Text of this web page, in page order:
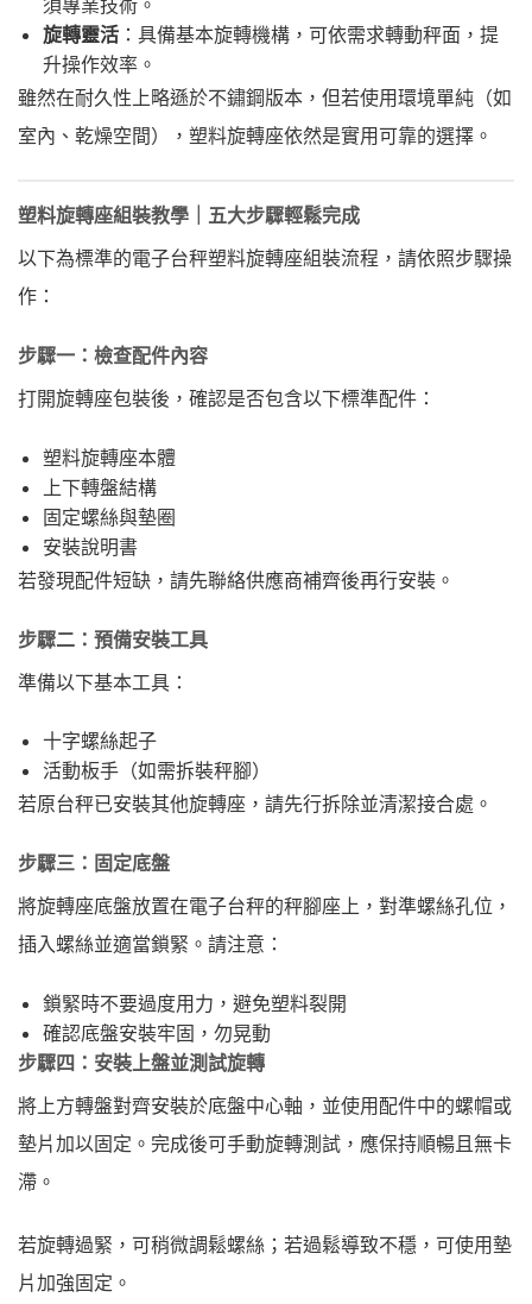
須專業技術。
旋轉靈活：具備基本旋轉機構，可依需求轉動秤面，提
升操作效率。
雖然在耐久性上略遜於不鏽鋼版本，但若使用環境單純（如
室內、乾燥空間），塑料旋轉座依然是實用可靠的選擇。
塑料旋轉座組裝教學｜五大步驟輕鬆完成
以下為標準的電子台秤塑料旋轉座組裝流程，請依照步驟操
作：
步驟一：檢查配件內容
打開旋轉座包裝後，確認是否包含以下標準配件：
塑料旋轉座本體
上下轉盤結構
固定螺絲與墊圈
安裝說明書
若發現配件短缺，請先聯絡供應商補齊後再行安裝。
步驟二：預備安裝工具
準備以下基本工具：
十字螺絲起子
活動板手（如需拆裝秤腳）
若原台秤已安裝其他旋轉座，請先行拆除並清潔接合處。
步驟三：固定底盤
將旋轉座底盤放置在電子台秤的秤腳座上，對準螺絲孔位，
插入螺絲並適當鎖緊。請注意：
鎖緊時不要過度用力，避免塑料裂開
確認底盤安裝牢固，勿晃動
步驟四：安裝上盤並測試旋轉
將上方轉盤對齊安裝於底盤中心軸，並使用配件中的螺帽或
墊片加以固定。完成後可手動旋轉測試，應保持順暢且無卡
滯。
若旋轉過緊，可稍微調鬆螺絲；若過鬆導致不穩，可使用墊
片加強固定。